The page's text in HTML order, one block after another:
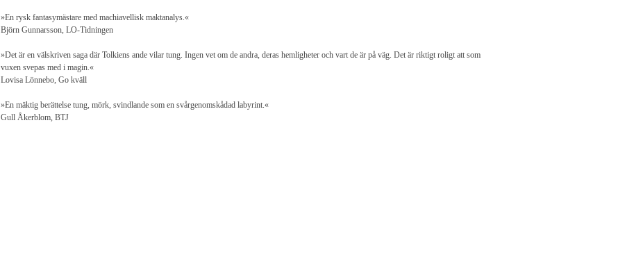
»En rysk fantasymästare med machiavellisk maktanalys.«
Björn Gunnarsson, LO-Tidningen
»Det är en välskriven saga där Tolkiens ande vilar tung. Ingen vet om de andra, deras hemligheter och vart de är på väg. Det är riktigt roligt att som
vuxen svepas med i magin.«
Lovisa Lönnebo, Go kväll
»En mäktig berättelse tung, mörk, svindlande som en svårgenomskådad labyrint.«
Gull Åkerblom, BTJ